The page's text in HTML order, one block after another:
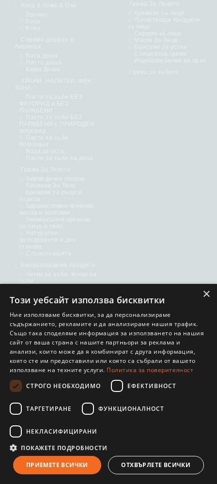
Коса & Кожа & Очи
Зрение
Коса
Кожа
Спрямо дошите в
Аюрведа
Вата доша
Питта доша
Кафа Доша
ХРАНИ, НАПИТКИ, ФЕН
ЗОНА
Грижа За Лицето
Кремове за лице
Почистващи продукти
за лице
Серуми за лице
Маски За Лице
Балсами за устни
Специална грижа
Индийски билки на прах
Грижа за зъбите
Пасти за зъби БЕЗ
ФЛУОРИД и БЕЗ
ПАРАБЕНИ
Пасти за зъби БЕЗ
ПАРАБЕНИ с ПРИРОДЕН
флуорид
Пасти за зъби
Botanique
Вода за уста
Пасти за зъби за деца
Грижа За Тялото
Аюрведични сапуни
Лосиони За Тяло
Кремове за ръце и
ходила
Здравословни кремове,
масла и балсами
Универсални кремове
за лице и тяло
Натурални
дезодоранти и део
стикове
Слънцезащита
Биоразградими продукти
Четки за зъби, конци за
зъби
Пасти за зъби
Полезни връзки
Начало
Регистрация
Рекламации
Често задавани въпроси
Политика за личните
данни
За Нас
За Аюрведа
Аптеки, дрогерии и
Партньори
Новини
Фирмени магазини
Контакт
Информация за контакт
×
Този уебсайт използва бисквитки
Ние използваме бисквитки, за да персонализираме
съдържанието, рекламите и да анализираме нашия трафик.
Също така споделяме информация за използването на нашия
сайт от ваша страна с нашите партньори за реклама и
анализи, които може да я комбинират с друга информация,
която сте им предоставили или която са събрали от вашето
използване на техните услуги. Политика за поверителност
СТРОГО НЕОБХОДИМО
ЕФЕКТИВНОСТ
ТАРГЕТИРАНЕ ФУНКЦИОНАЛНОСТ
НЕКЛАСИФИЦИРАНИ
ПОКАЖЕТЕ ПОДРОБНОСТИ
ПРИЕМЕТЕ ВСИЧКИ ОТХВЪРЛЕТЕ ВСИЧКИ